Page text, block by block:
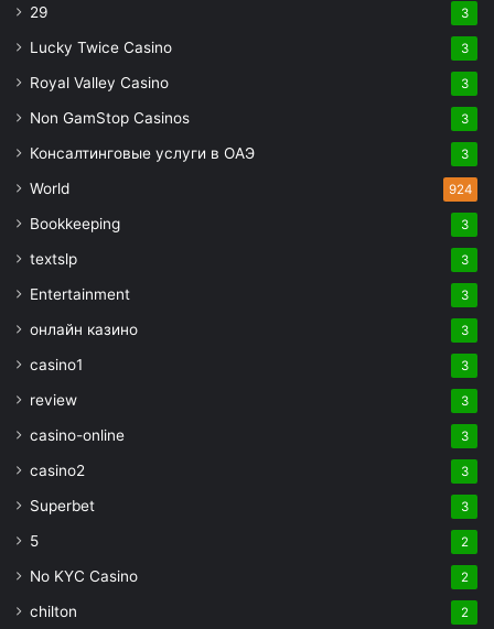
29 3
Lucky Twice Casino 3
Royal Valley Casino 3
Non GamStop Casinos 3
Консалтинговые услуги в ОАЭ 3
World 924
Bookkeeping 3
textslp 3
Entertainment 3
онлайн казино 3
casino1 3
review 3
casino-online 3
casino2 3
Superbet 3
5 2
No KYC Casino 2
chilton 2